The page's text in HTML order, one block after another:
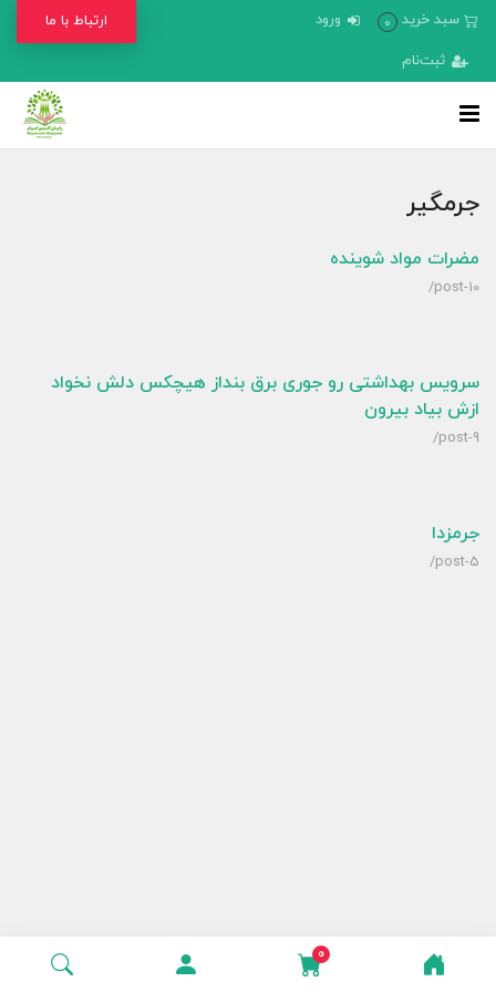
0
سبد خرید 0 ورود
ثبت‌نام
ارتباط با ما
جرمگیر
مضرات مواد شوینده
/post-10
سرویس بهداشتی رو جوری برق بنداز هیچکس دلش نخواد
ازش بیاد بیرون
/post-9
جرمزدا
/post-5